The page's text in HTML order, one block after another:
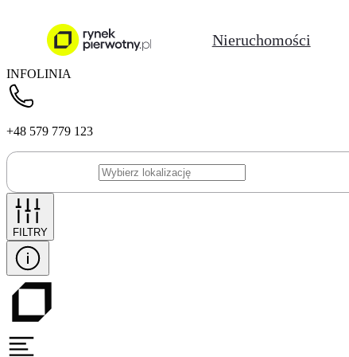
Nieruchomości
INFOLINIA
+48 579 779 123
FILTRY